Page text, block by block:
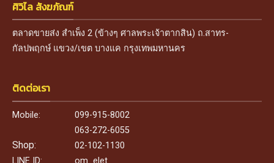
ศิวิไล สังฆภัณฑ์
ตลาดขายส่ง สำเพ็ง 2 (ข้างๆ ศาลพระเจ้าตากสิน) ถ.สาทร-
กัลปพฤกษ์ แขวง/เขต บางแค กรุงเทพมหานคร
ติดต่อเรา
Mobile:
099-915-8002
063-272-6055
Shop:
02-102-1130
LINE ID:
om_elet